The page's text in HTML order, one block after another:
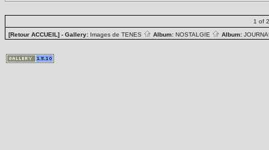
1 of
[Retour ACCUEIL] - Gallery: Images de TENES Album: NOSTALGIE Album: